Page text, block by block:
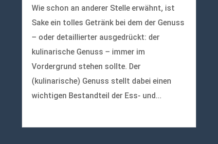
Wie schon an anderer Stelle erwähnt, ist
Sake ein tolles Getränk bei dem der Genuss
– oder detaillierter ausgedrückt: der
kulinarische Genuss – immer im
Vordergrund stehen sollte. Der
(kulinarische) Genuss stellt dabei einen
wichtigen Bestandteil der Ess- und...